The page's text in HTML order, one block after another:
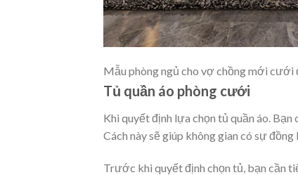
Mẫu phòng ngủ cho vợ chồng mới cưới
Tủ quần áo phòng cưới
Khi quyết định lựa chọn tủ quần áo.
Cách này sẽ giúp không gian có sự
Trước khi quyết định chọn tủ, bạn cần